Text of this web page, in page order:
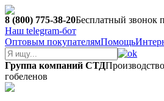
8 (800) 775-38-20Бесплатный звонок
Наш telegram-бот
Оптовым покупателямПомощь
Группа компаний СТД
гобеленов